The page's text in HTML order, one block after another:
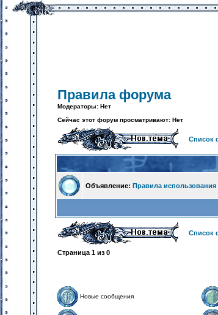
Правила форума
Модераторы: Нет
Сейчас этот форум просматривают: Нет
Список
Объявление: Правила
Список
Страница 1 из 0
Новые сообщения